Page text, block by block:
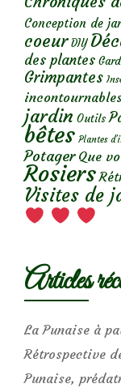
Conception de
coeur DIY
des plantes
Grimpantes
jardin Outils
bêtes Plantes
Potager Que
Rosiers
Visites de
Articles
La Punaise à
Rétrospective
Punaise,